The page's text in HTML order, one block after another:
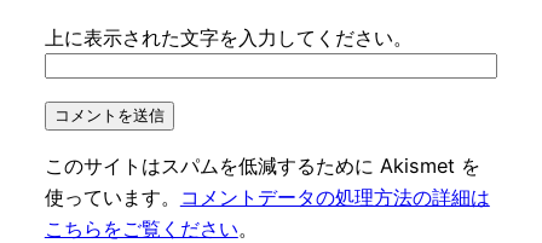
上に表示された文字を入力してください。
このサイトはスパムを低減するために Akismet を
使っています。
コメントデータの処理方法の詳細は
こちらをご覧ください。